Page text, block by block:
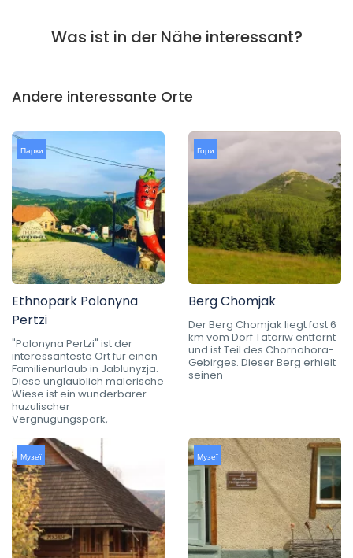
Was ist in der Nähe interessant?
Andere interessante Orte
Парки
Ethnopark Polonyna
Pertzi
"Polonyna Pertzi" ist der
interessanteste Ort für einen
Familienurlaub in Jablunyzja.
Diese unglaublich malerische
Wiese ist ein wunderbarer
huzulischer
Vergnügungspark,
Гори
Berg Chomjak
Der Berg Chomjak liegt fast 6
km vom Dorf Tatariw entfernt
und ist Teil des Chornohora-
Gebirges. Dieser Berg erhielt
seinen
Музеї Музеї